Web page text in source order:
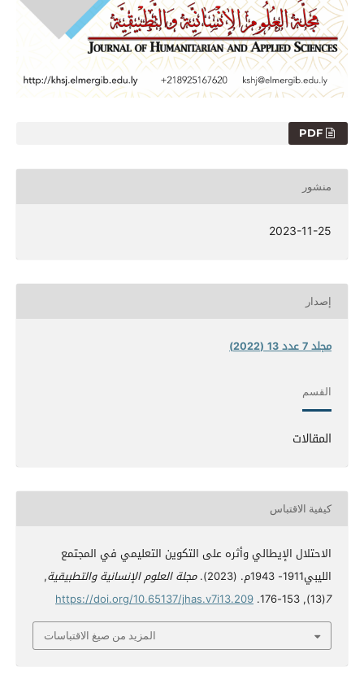
PDF
منشور
2023-11-25
إصدار
مجلد 7 عدد 13 (2022)
القسم
المقالات
كيفية الاقتباس
الاحتلال الإيطالي وأثره على التكوين التعليمي في المجتمع
الليبي1911- 1943م. (2023).
مجلة العلوم الإنسانية والتطبيقية,
7
(13), 153-176.
https://doi.org/10.65137/jhas.v7i13.209
المزيد من صيغ الاقتباسات